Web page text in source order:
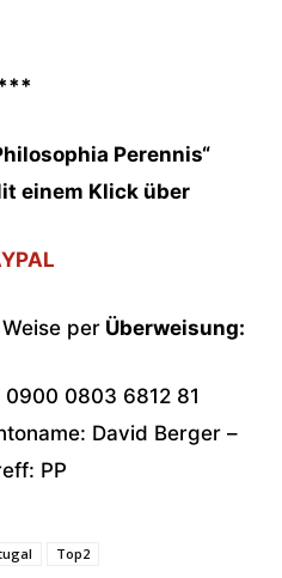
Perennis“
einem Klick über
perÜberweisung:
0900 0803 6812 81
David Berger –
PP
Top2